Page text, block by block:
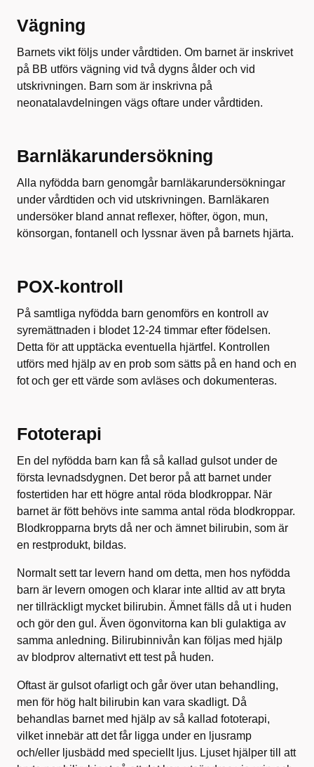
Vägning
Barnets vikt följs under vårdtiden. Om barnet är inskrivet
på BB utförs vägning vid två dygns ålder och vid
utskrivningen. Barn som är inskrivna på
neonatalavdelningen vägs oftare under vårdtiden.
Barnläkarundersökning
Alla nyfödda barn genomgår barnläkarundersökningar
under vårdtiden och vid utskrivningen. Barnläkaren
undersöker bland annat reflexer, höfter, ögon, mun,
könsorgan, fontanell och lyssnar även på barnets hjärta.
POX-kontroll
På samtliga nyfödda barn genomförs en kontroll av
syremättnaden i blodet 12-24 timmar efter födelsen.
Detta för att upptäcka eventuella hjärtfel. Kontrollen
utförs med hjälp av en prob som sätts på en hand och en
fot och ger ett värde som avläses och dokumenteras.
Fototerapi
En del nyfödda barn kan få så kallad gulsot under de
första levnadsdygnen. Det beror på att barnet under
fostertiden har ett högre antal röda blodkroppar. När
barnet är fött behövs inte samma antal röda blodkroppar.
Blodkropparna bryts då ner och ämnet bilirubin, som är
en restprodukt, bildas.
Normalt sett tar levern hand om detta, men hos nyfödda
barn är levern omogen och klarar inte alltid av att bryta
ner tillräckligt mycket bilirubin. Ämnet fälls då ut i huden
och gör den gul. Även ögonvitorna kan bli gulaktiga av
samma anledning. Bilirubinnivån kan följas med hjälp
av blodprov alternativt ett test på huden.
Oftast är gulsot ofarligt och går över utan behandling,
men för hög halt bilirubin kan vara skadligt. Då
behandlas barnet med hjälp av så kallad fototerapi,
vilket innebär att det får ligga under en ljusramp
och/eller ljusbädd med speciellt ljus. Ljuset hjälper till att